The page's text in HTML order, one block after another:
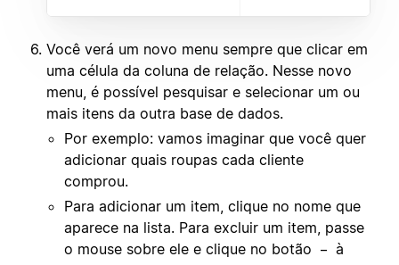
Você verá um novo menu sempre que clicar em
uma célula da coluna de relação. Nesse novo
menu, é possível pesquisar e selecionar um ou
mais itens da outra base de dados.
Por exemplo: vamos imaginar que você quer
adicionar quais roupas cada cliente
comprou.
Para adicionar um item, clique no nome que
aparece na lista. Para excluir um item, passe
o mouse sobre ele e clique no botão
– à